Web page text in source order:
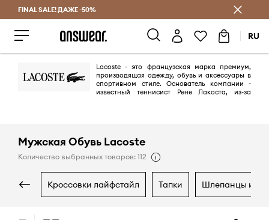
FINAL SALE! ДАЖЕ -50%
RU
Lacoste - это французская марка премиум,
производящая одежду, обувь и аксессуары в
спортивном стиле. Основатель компании -
известный теннисист Рене Лакоста, из-за
Мужская Обувь Lacoste
Количество выбранных товаров: 112
кросcовки лайфстайл тапки шлепанцы и